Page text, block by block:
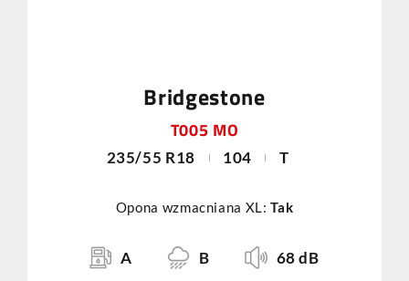
Bridgestone
T005 MO
235/55 R18 104 T
Opona wzmacniana XL:Tak
A B 68 dB